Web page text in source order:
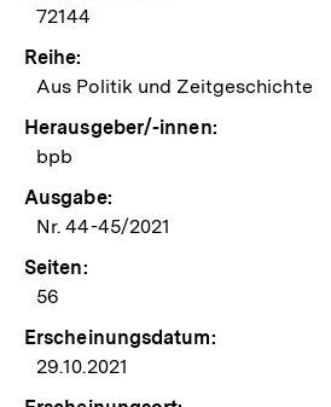
72144
Reihe:
Aus Politik und Zeitgeschichte
Herausgeber/-innen:
bpb
Ausgabe:
Nr. 44-45/2021
Seiten:
56
Erscheinungsdatum:
29.10.2021